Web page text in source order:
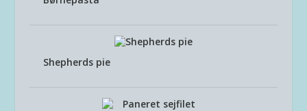
Shepherds pie